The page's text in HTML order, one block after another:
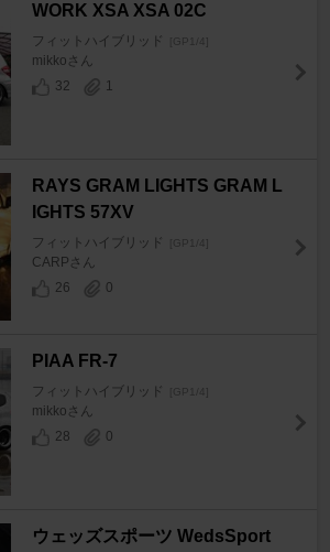
WORK XSA XSA 02C
フィットハイブリッド [GP1/4]
mikkoさん
32
1
RAYS GRAM LIGHTS GRAM L
IGHTS 57XV
フィットハイブリッド [GP1/4]
CARPさん
26
0
PIAA FR-7
フィットハイブリッド [GP1/4]
mikkoさん
28
0
ウェッズスポーツ WedsSport